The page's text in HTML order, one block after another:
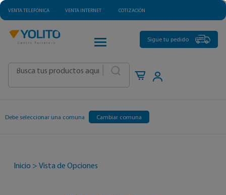
VENTA TELEFÓNICA VENTA INTERNET COTIZACIÓN
CATEGORÍAS
Sigue tu pedido
Debe seleccionar una comuna Cambiar comuna
Inicio > Vista de Opciones